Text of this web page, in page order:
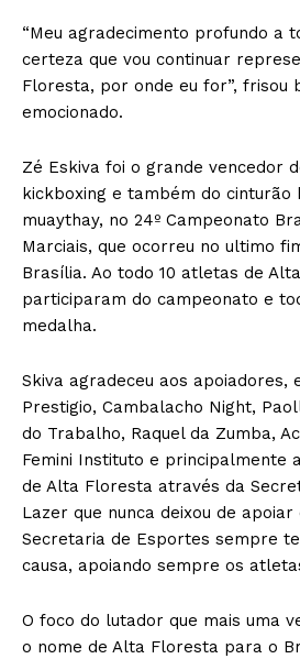
“Meu agradecimento profundo a
certeza que vou continuar
Floresta, por onde eu for”, frisou
emocionado.
Zé Eskiva foi o grande vencedor
kickboxing e também do cinturão
muaythay, no 24º Campeonato
Marciais, que ocorreu no ultimo
Brasília. Ao todo 10 atletas de
participaram do campeonato e
medalha.
Skiva agradeceu aos apoiadores,
Prestigio, Cambalacho Night,
do Trabalho, Raquel da Zumba,
Femini Instituto e principalmente
de Alta Floresta através da
Lazer que nunca deixou de apoiar
Secretaria de Esportes sempre
causa, apoiando sempre os
O foco do lutador que mais uma
o nome de Alta Floresta para o